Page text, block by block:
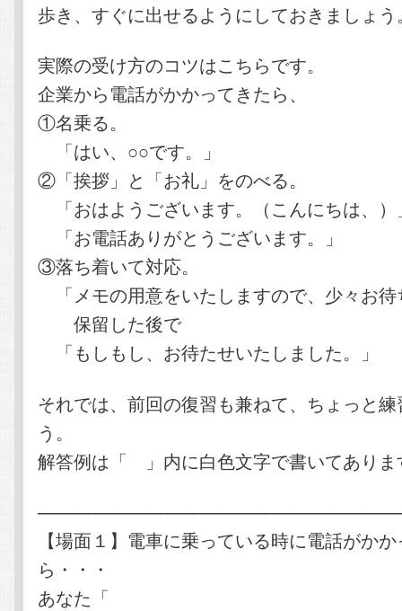
歩き、すぐに出せるようにしておきましょう
実際の受け方のコツはこちらです。
企業から電話がかかってきたら、
①名乗る。
「はい、○○です。」
②「挨拶」と「お礼」をのべる。
「おはようございます。（こんにちは、）
「お電話ありがとうございます。」
③落ち着いて対応。
「メモの用意をいたしますので、少々お
保留した後で
「もしもし、お待たせいたしました。」
それでは、前回の復習も兼ねて、ちょっと
う。
解答例は「 」内に白色文字で書いてありま
【場面１】電車に乗っている時に電話がか
ら・・・
あなた「